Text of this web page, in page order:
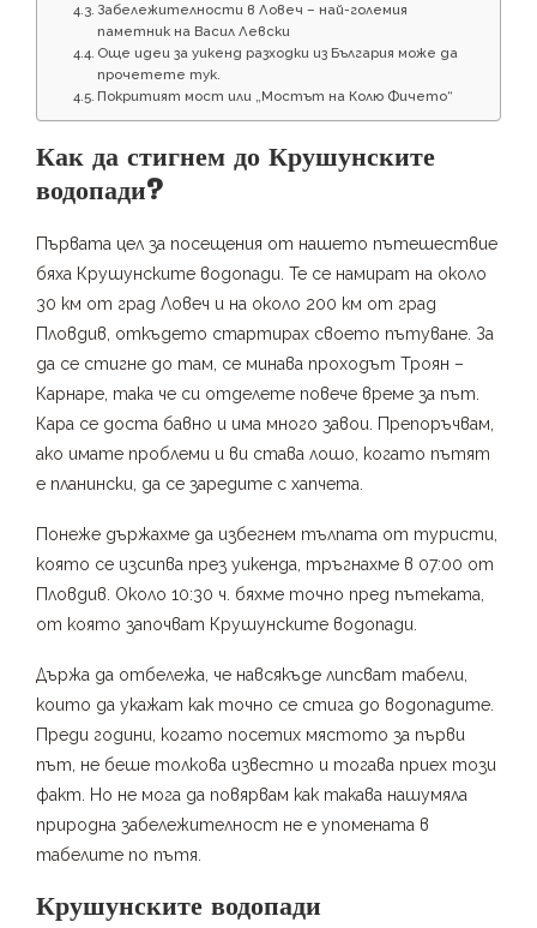
Забележителности в Ловеч – най-големия
паметник на Васил Левски
Още идеи за уикенд разходки из България може да
прочетете тук.
Покритият мост или „Мостът на Колю Фичето“
Как да стигнем до Крушунските
водопади?
Първата цел за посещения от нашето пътешествие
бяха Крушунските водопади. Те се намират на около
30 км от град Ловеч и на около 200 км от град
Пловдив, откъдето стартирах своето пътуване. За
да се стигне до там, се минава проходът Троян –
Карнаре, така че си отделете повече време за път.
Кара се доста бавно и има много завои. Препоръчвам,
ако имате проблеми и ви става лошо, когато пътят
е планински, да се заредите с хапчета.
Понеже държахме да избегнем тълпата от туристи,
която се изсипва през уикенда, тръгнахме в 07:00 от
Пловдив. Около 10:30 ч. бяхме точно пред пътеката,
от която започват Крушунските водопади.
Държа да отбележа, че навсякъде липсват табели,
които да укажат как точно се стига до водопадите.
Преди години, когато посетих мястото за първи
път, не беше толкова известно и тогава приех този
факт. Но не мога да повярвам как такава нашумяла
природна забележителност не е упомената в
табелите по пътя.
Крушунските водопади